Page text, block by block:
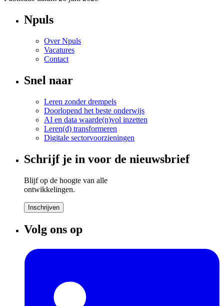
Npuls
Over Npuls
Vacatures
Contact
Snel naar
Leren zonder drempels
Doorlopend het beste onderwijs
AI en data waarde(n)vol inzetten
Leren(d) transformeren
Digitale sectorvoorzieningen
Schrijf je in voor de nieuwsbrief
Blijf op de hoogte van alle
ontwikkelingen.
Inschrijven
Volg ons op